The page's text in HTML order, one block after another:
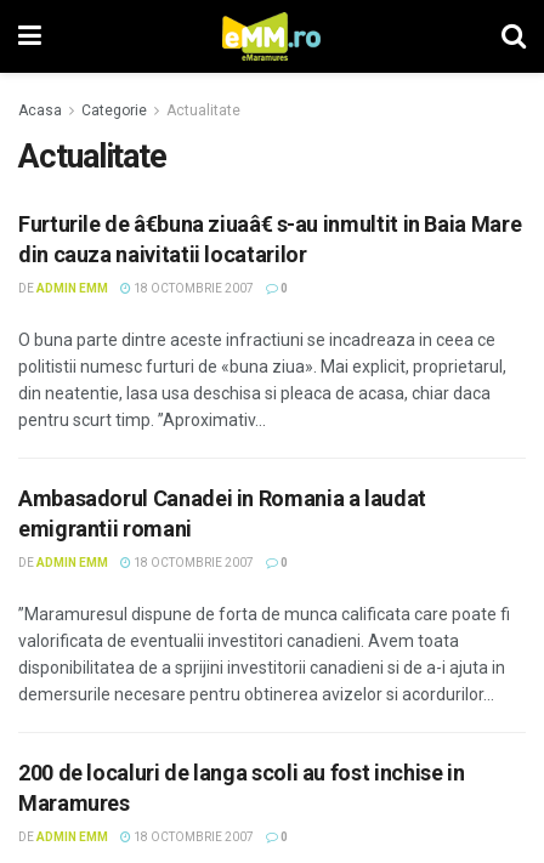
Acasa Categorie Actualitate
Actualitate
Furturile de â€buna ziuaâ€ s-au inmultit in Baia Mare
din cauza naivitatii locatarilor
DEADMIN EMM 18 OCTOMBRIE 2007 0
O buna parte dintre aceste infractiuni se incadreaza in ceea ce
politistii numesc furturi de «buna ziua». Mai explicit, proprietarul,
din neatentie, lasa usa deschisa si pleaca de acasa, chiar daca
pentru scurt timp. ”Aproximativ...
Ambasadorul Canadei in Romania a laudat
emigrantii romani
DEADMIN EMM 18 OCTOMBRIE 2007 0
”Maramuresul dispune de forta de munca calificata care poate fi
valorificata de eventualii investitori canadieni. Avem toata
disponibilitatea de a sprijini investitorii canadieni si de a-i ajuta in
demersurile necesare pentru obtinerea avizelor si acordurilor...
200 de localuri de langa scoli au fost inchise in
Maramures
DEADMIN EMM 18 OCTOMBRIE 2007 0